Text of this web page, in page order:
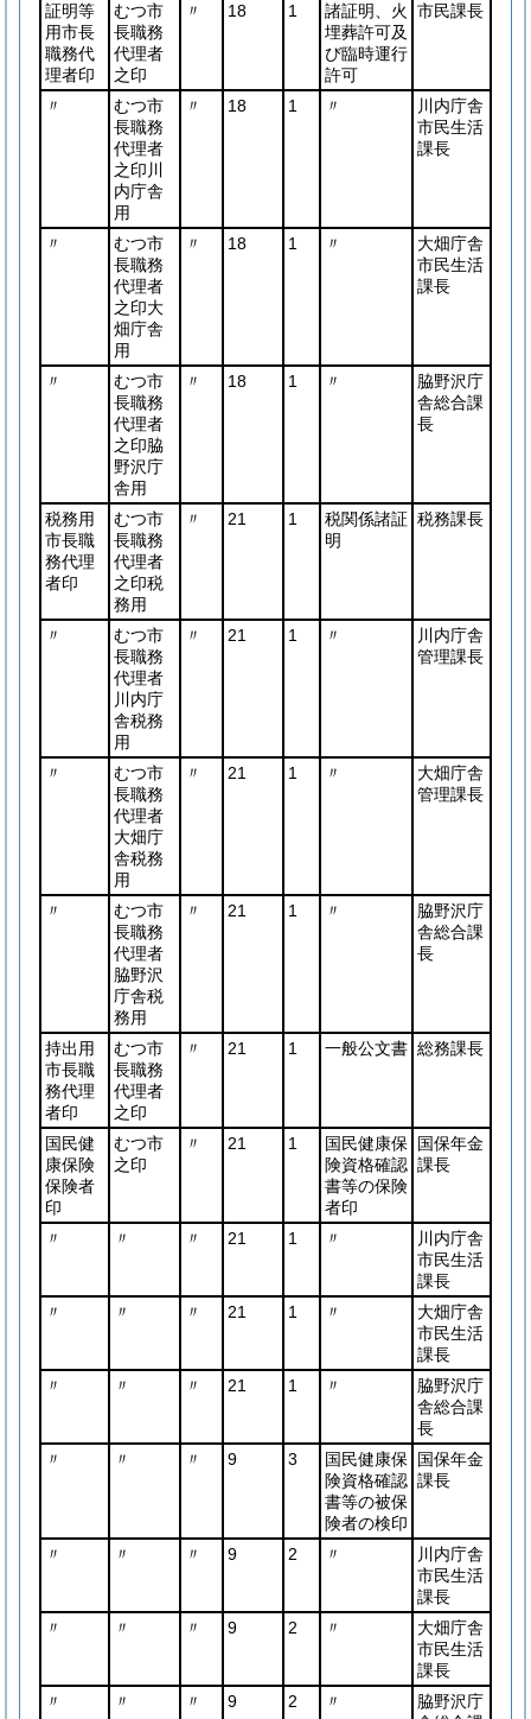
証明等
用市長
職務代
理者印
むつ市
長職務
代理者
之印
〃 18 1
諸証明、火
埋葬許可及
び臨時運行
許可
市民課長
〃
むつ市
長職務
代理者
之印川
内庁舎
用
〃 18 1 〃
川内庁舎
市民生活
課長
〃
むつ市
長職務
代理者
之印大
畑庁舎
用
〃 18 1 〃
大畑庁舎
市民生活
課長
〃
むつ市
長職務
代理者
之印脇
野沢庁
舎用
〃 18 1 〃
脇野沢庁
舎総合課
長
税務用
市長職
務代理
者印
むつ市
長職務
代理者
之印税
務用
〃 21 1
税関係諸証
明
税務課長
〃
むつ市
長職務
代理者
川内庁
舎税務
用
〃 21 1 〃
川内庁舎
管理課長
〃
むつ市
長職務
代理者
大畑庁
舎税務
用
〃 21 1 〃
大畑庁舎
管理課長
〃
むつ市
長職務
代理者
脇野沢
庁舎税
務用
〃 21 1 〃
脇野沢庁
舎総合課
長
持出用
市長職
務代理
者印
むつ市
長職務
代理者
之印
〃 21 1 一般公文書 総務課長
国民健
康保険
保険者
印
むつ市
之印
〃 21 1
国民健康保
険資格確認
書等の保険
者印
国保年金
課長
〃 〃 〃 21 1 〃
川内庁舎
市民生活
課長
〃
〃 〃 21 1 〃
大畑庁舎
市民生活
課長
〃
〃 〃 21 1 〃
脇野沢庁
舎総合課
長
〃
〃 〃 9 3
国民健康保
険資格確認
書等の被保
険者の検印
国保年金
課長
〃 〃 〃 9 2 〃
川内庁舎
市民生活
課長
〃
〃 〃 9 2 〃
大畑庁舎
市民生活
課長
〃
〃 〃 9 2 〃
脇野沢庁